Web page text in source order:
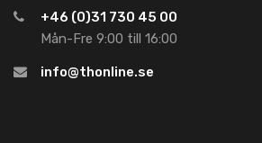
+46 (0)31 730 45 00
Mån-Fre 9:00 till 16:00
info@thonline.se